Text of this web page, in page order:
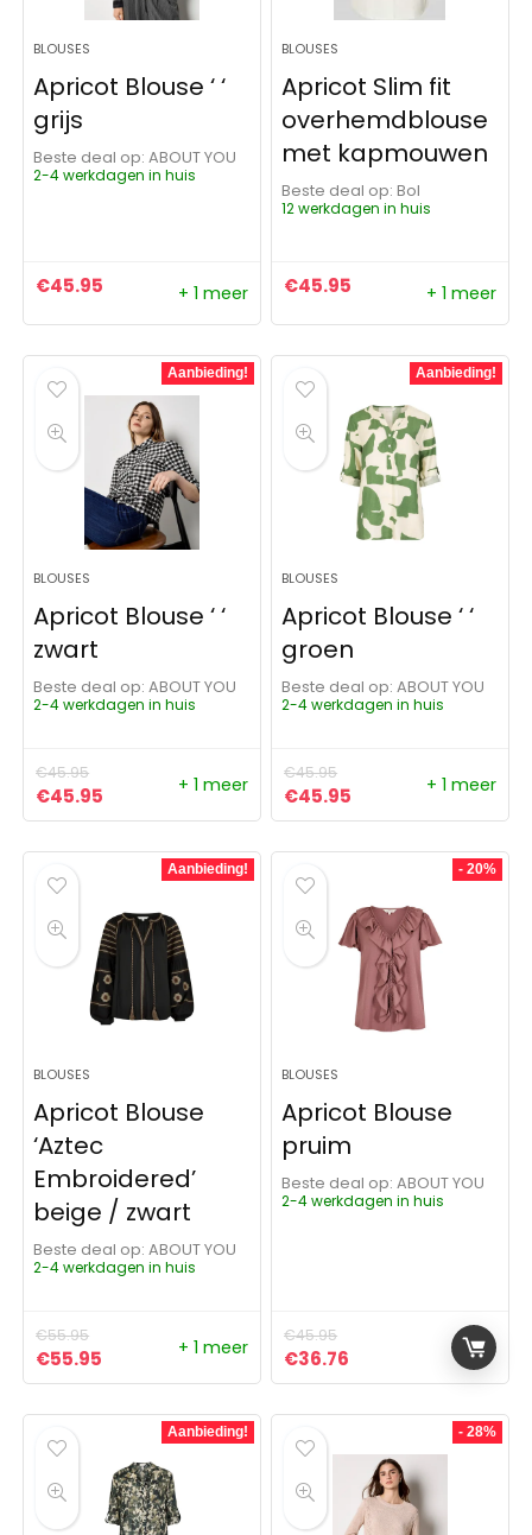
BLOUSES
Apricot Blouse ‘ ‘
grijs
Beste deal op:
ABOUT YOU
2-4 werkdagen in huis
€45.95 + 1 meer
BLOUSES
Apricot Slim fit
overhemdblouse
met kapmouwen
Beste deal op:
Bol
12 werkdagen in huis
€45.95 + 1 meer
Aanbieding!
BLOUSES
Apricot Blouse ‘ ‘
zwart
Beste deal op:
ABOUT YOU
2-4 werkdagen in huis
€45.95
Oorspronkelijke prijs was: €45.95.
€45.95 Huidige prijs is: €45.95.
+ 1 meer
Aanbieding!
BLOUSES
Apricot Blouse ‘ ‘
groen
Beste deal op:
ABOUT YOU
2-4 werkdagen in huis
€45.95
Oorspronkelijke prijs
€45.95 Huidige prijs is:
+ 1 meer
Aanbieding!
BLOUSES
Apricot Blouse
‘Aztec
Embroidered’
beige / zwart
Beste deal op:
ABOUT YOU
2-4 werkdagen in huis
€55.95
Oorspronkelijke prijs was: €55.95.
€55.95 Huidige prijs is: €55.95.
+ 1 meer
- 20%
BLOUSES
Apricot Blouse
pruim
Beste deal op:
ABOUT YOU
2-4 werkdagen in huis
€45.95
Oorspronkelijke prijs
€36.76 Huidige prijs is:
Aanbieding! - 28%